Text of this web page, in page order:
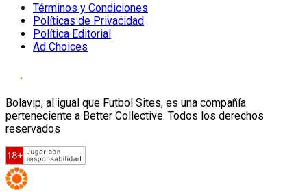
Términos y Condiciones
Políticas de Privacidad
Política Editorial
Ad Choices
Bolavip, al igual que Futbol Sites, es una compañía
perteneciente a Better Collective. Todos los derechos
reservados